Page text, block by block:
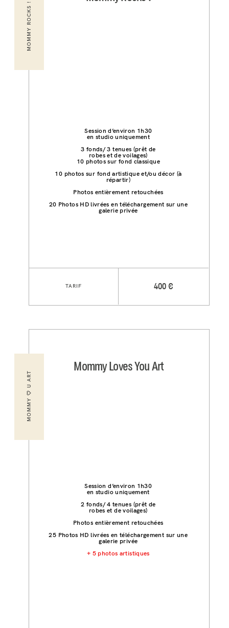
Mommy Loves You Art
MOMMY 🤍 U ART
MOMMY ROCKS !
Session d’environ 1h30
en studio uniquement
3 fonds/ 3 tenues (prêt de
robes et de voilages)
10 photos sur fond classique
10 photos sur fond artistique et/ou décor (à
répartir)
Photos entièrement retouchées
20 Photos HD livrées en téléchargement sur une
galerie privée
Session d’environ 1h30
en studio uniquement
2 fonds/ 4 tenues (prêt de
robes et de voilages)
Photos entièrement retouchées
25 Photos HD livrées en téléchargement sur une
galerie privée
+ 5 photos artistiques
400 €
TARIF